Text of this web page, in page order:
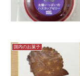
国内のお菓子